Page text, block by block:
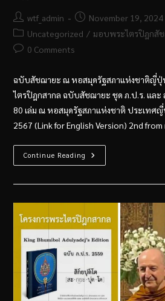
wtf_admin
November 19, 2024
Uncategorized / มอบพระไตรปิฎกสั
0 Comments
ฉบับสัชฌายะ ณ หอสมุดรัฐสภาแห่งชาติญี่ปุ่
ไตรปิฎกสากล ฉบับสัชฌายะ ชุด ภ.ป.ร. และ
80 เล่ม ณ หอสมุดรัฐสภาแห่งชาติ ประเทศ
2567 (Link for English Version) 2nd from
Continue Reading